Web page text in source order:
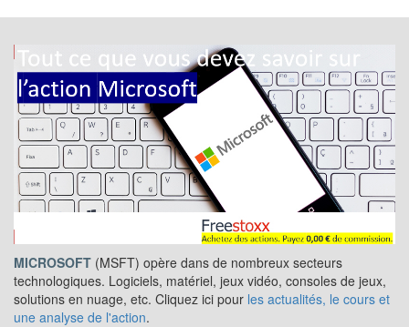
MICROSOFT (MSFT) opère dans de nombreux secteurs
technologiques. Logiciels, matériel, jeux vidéo, consoles de jeux,
solutions en nuage, etc. Cliquez ici pour les actualités, le cours et
une analyse de l'action.